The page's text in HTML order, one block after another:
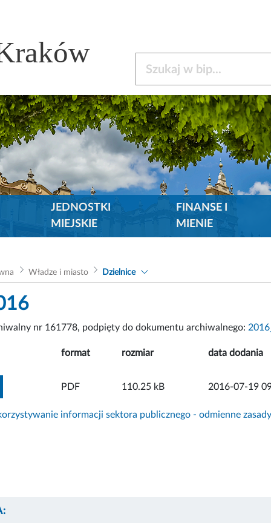
JEDNOSTKI
MIEJSKIE
FINANSE I
MIENIE
Władze i miasto Dzielnice
nr 161778, podpięty do dokumentu archiwalnego:
format rozmiar data dodania
ZAŁĄCZNIK
PDF 110.25 kB 2016-07-19
informacji sektora publicznego - odmienne zasady